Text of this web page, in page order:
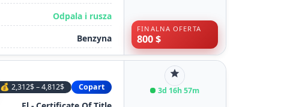
Odpala i rusza
Benzyna
FINALNA OFERTA
800 $
💰 2,312$ – 4,812$ Copart
star
3d 16h 57m